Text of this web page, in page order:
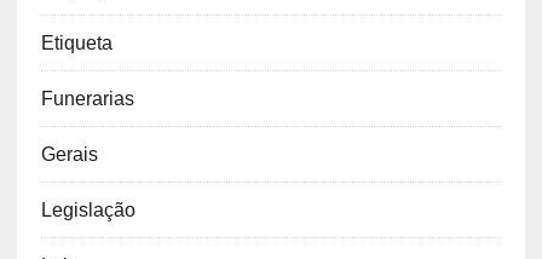
Etiqueta
Funerarias
Gerais
Legislação